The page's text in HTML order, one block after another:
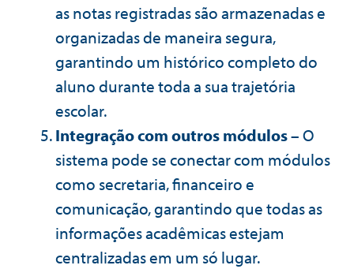
as notas registradas são armazenadas e
organizadas de maneira segura,
garantindo um histórico completo do
aluno durante toda a sua trajetória
escolar.
Integração com outros módulos– O
sistema pode se conectar com módulos
como secretaria, financeiro e
comunicação, garantindo que todas as
informações acadêmicas estejam
centralizadas em um só lugar.